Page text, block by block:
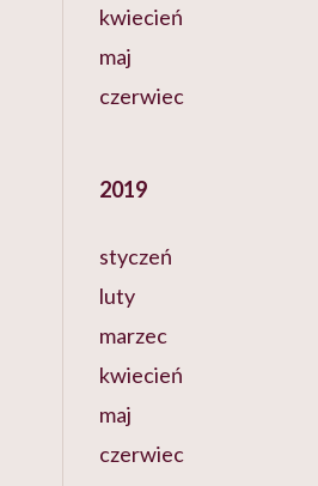
kwiecień
maj
czerwiec
2019
styczeń
luty
marzec
kwiecień
maj
czerwiec